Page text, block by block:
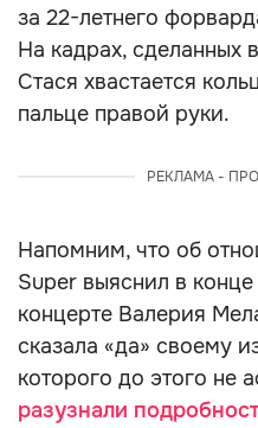
за 22-летнего
На кадрах, сделанных
Стася хвастается
пальце правой руки.
РЕКЛАМА -
Напомним, что об
Super выяснил в
концерте Валерия
сказала «да» своему
которого до этого не
разузнали